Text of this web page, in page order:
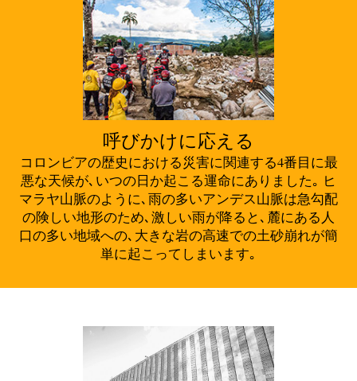
呼びかけに応える
コロンビアの歴史における災害に関連する4番目に最
悪な天候が､いつの日か起こる運命にありました｡ ヒ
マラヤ山脈のように､雨の多いアンデス山脈は急勾配
の険しい地形のため､激しい雨が降ると､麓にある人
口の多い地域への､大きな岩の高速での土砂崩れが簡
単に起こってしまいます｡